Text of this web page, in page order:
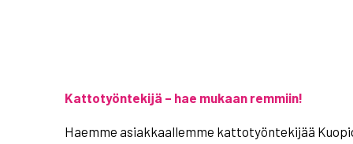
Kattotyöntekijä – hae mukaan remmiin!
Haemme asiakkaallemme kattotyöntekijää